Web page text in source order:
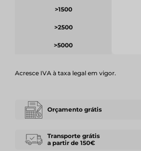
>1500
>2500
>5000
Acresce IVA à taxa legal em vigor.
Orçamento grátis
Transporte grátis
a partir de 150€